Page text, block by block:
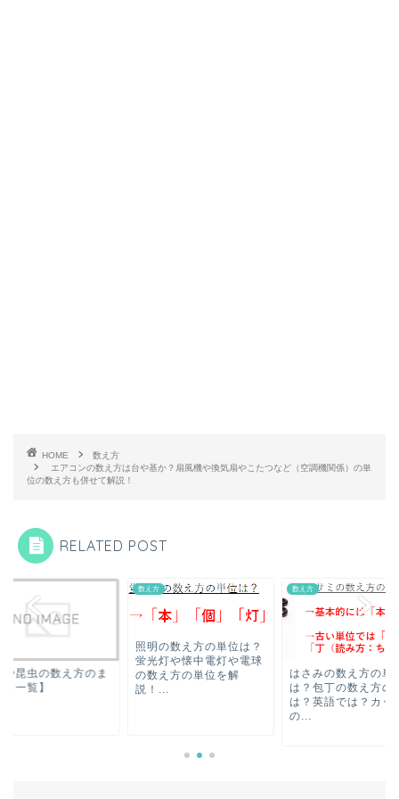
HOME
数え方
エアコンの数え方は台や基か？扇風機や換気扇やこたつなど（空調機関係）の単
位の数え方も併せて解説！
RELATED POST
灯や懐中電灯や電球
え方の単位を解
数え方
はさみの数え方の単位
は？包丁の数え方の単位
数え方
動物や昆虫の数え方
とめ【一覧】